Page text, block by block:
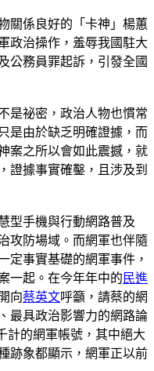
關係良好的「卡神」楊蕙
政治操作，羞辱我國駐大
公務員罪起訴，引發全國
是祕密，政治人物也慣常
是由於缺乏明確證據，而
案之所以會如此震撼，就
證據事實確鑿，且涉及到
型手機與行動網路普及
攻防場域。而網軍也伴隨
定事實基礎的網軍事件，
一起。在今年年中的 民進
向蔡英文呼籲，請蔡的網
最具政治影響力的網路論
計的網軍帳號，其中絕大
跡象都顯示，網軍正以前